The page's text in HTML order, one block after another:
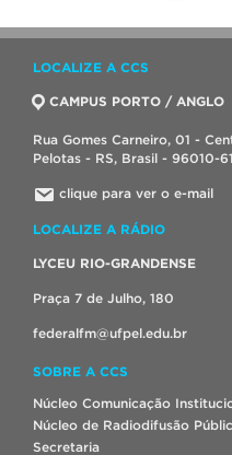
LOCALIZE A CCS
CAMPUS PORTO / ANGLO
Rua Gomes Carneiro, 01 -
Pelotas - RS, Brasil - 96010-
clique para ver o e-mail
LOCALIZE A RÁDIO
LYCEU RIO-GRANDENSE
Praça 7 de Julho, 180
federalfm@ufpel.edu.br
SOBRE A CCS
Núcleo Comunicação
Núcleo de Radiodifusão
Secretaria